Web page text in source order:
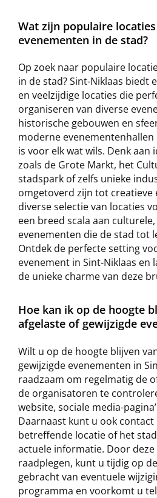
Wat zijn populaire
evenementen in de stad?
Op zoek naar populaire
in de stad? Sint-Niklaas biedt
en veelzijdige locaties die
organiseren van diverse
historische gebouwen en
moderne
is voor elk wat wils. Denk aan
zoals de Grote Markt, het
stadspark of zelfs unieke
omgetoverd zijn tot creatieve
diverse selectie van locaties
een breed scala aan
evenementen die de stad tot
Ontdek de perfecte setting
evenement in Sint-Niklaas
de unieke charme van deze
Hoe kan ik op de hoogte
afgelaste of gewijzigde
Wilt u op de hoogte blijven
gewijzigde evenementen in
raadzaam om regelmatig de
de organisatoren te
website, sociale media-
Daarnaast kunt u ook
betreffende locatie of het
actuele informatie. Door
raadplegen, kunt u tijdig op
gebracht van eventuele
programma en voorkomt u